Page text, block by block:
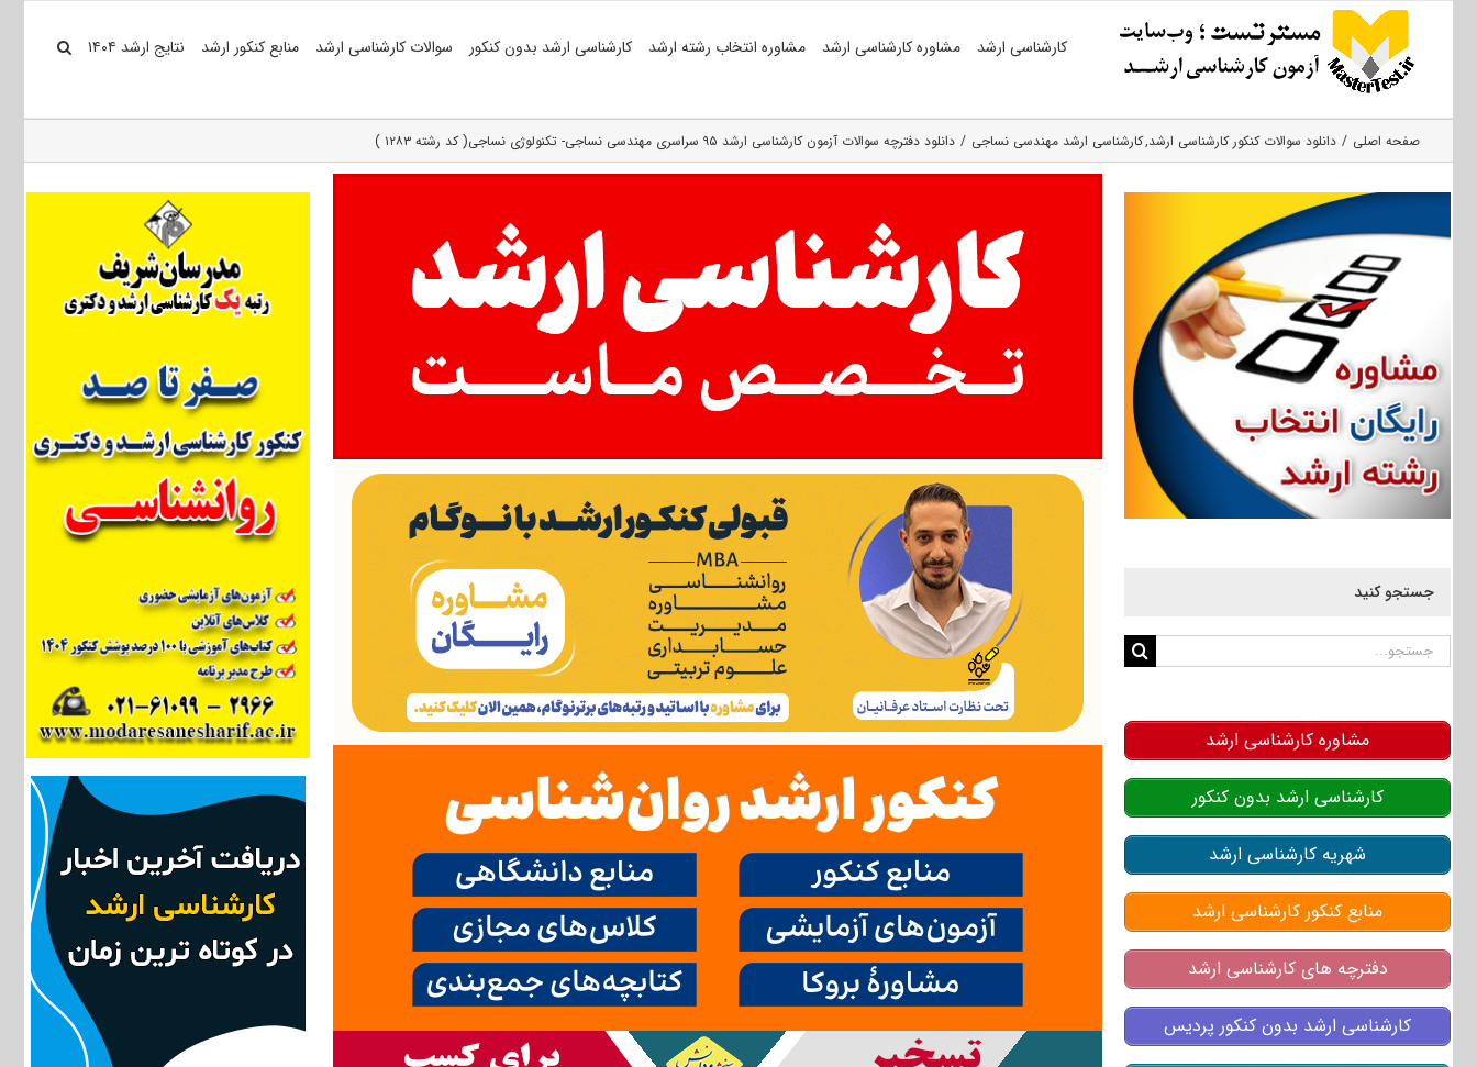
کارشناسی ارشد مشاوره کارشناسی ارشد مشاوره انتخاب رشته ارشد کارشناسی ارشد بدون کنکور سوالات کارشناسی ارشد منابع کنکور ارشد نتایج ارشد ۱۴۰۴
صفحه اصلی دانلود سوالات کنکور کارشناسی ارشد کارشناسی ارشد مهندسی نساجی دانلود دفترچه سوالات آزمون کارشناسی ارشد ۹۵ سراسری مهندسی نساجی- تکنولوژی نساجی( کد رشته ۱۲۸۳ )
جستجو کنید
جستجو
مشاوره کارشناسی ارشد
کارشناسی ارشد بدون کنکور
شهریه کارشناسی ارشد
منابع کنکور کارشناسی ارشد
دفترچه های کارشناسی ارشد
کارشناسی ارشد بدون کنکور پردیس